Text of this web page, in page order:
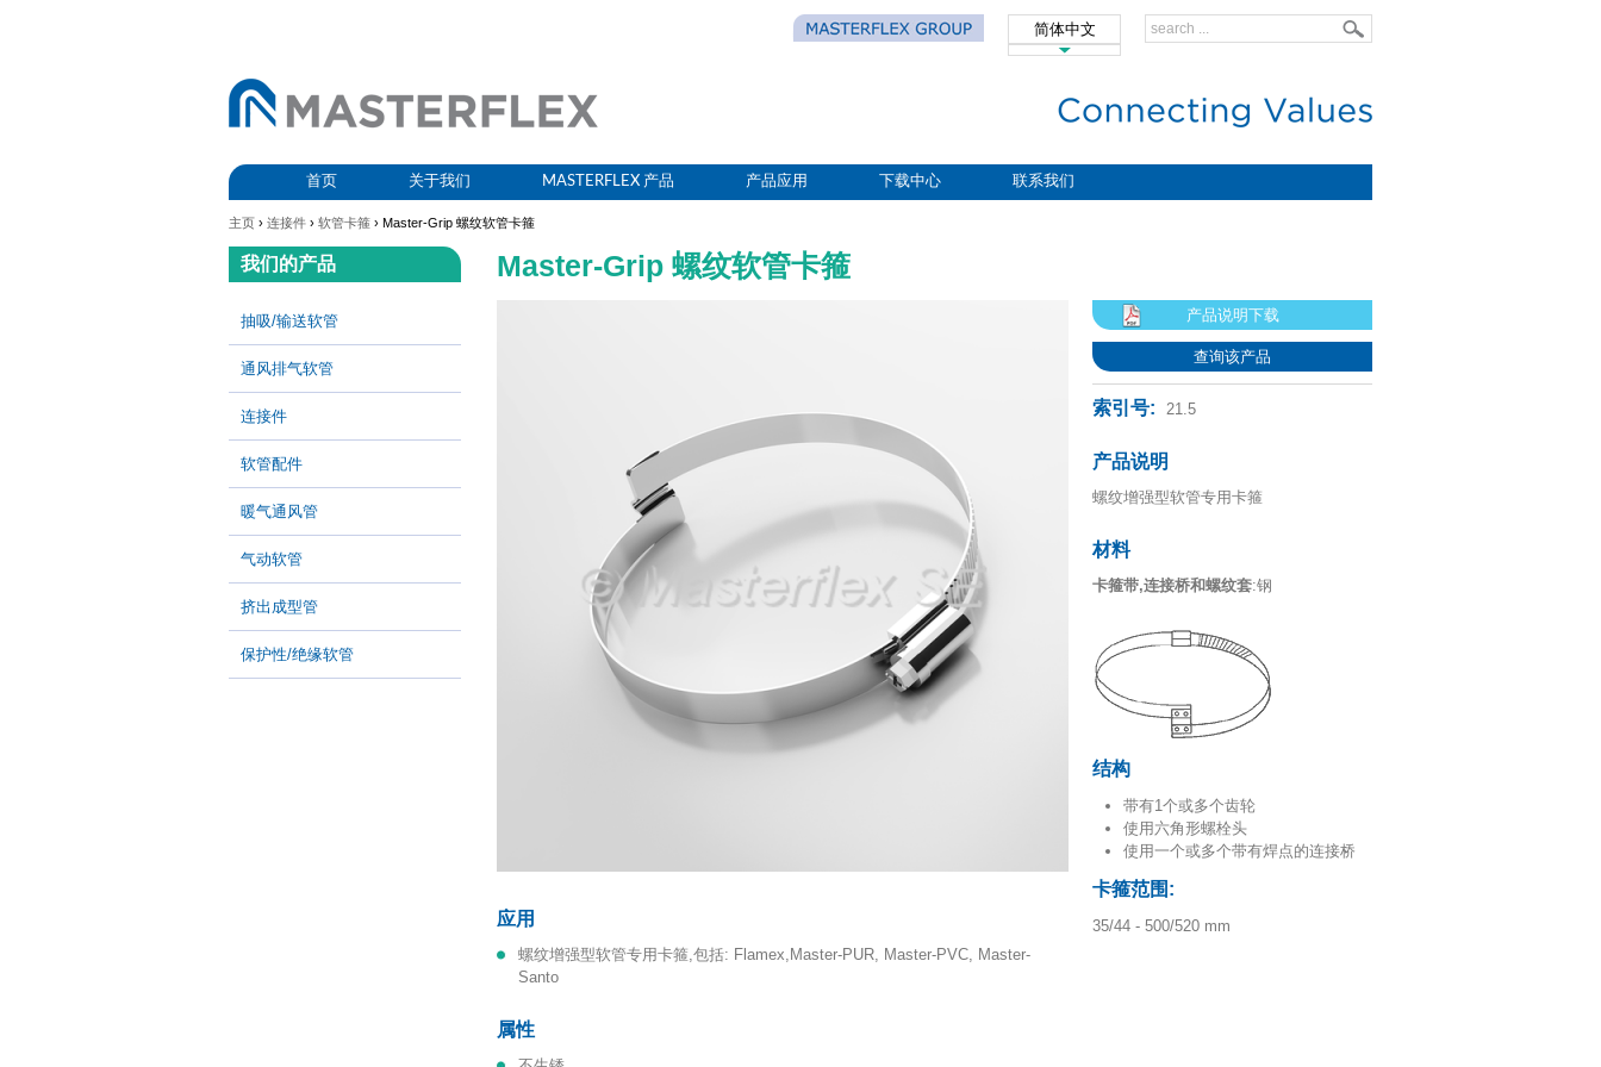
简体中文
English
首页 关于我们 MASTERFLEX 产品 产品应用 下载中心 联系我们
主页 › 连接件 › 软管卡箍 › Master-Grip 螺纹软管卡箍
Master-Grip 螺纹软管卡箍
应用
螺纹增强型软管专用卡箍,包括: Flamex,Master-PUR, Master-PVC, Master-
Santo
属性
产品说明下载
查询该产品
索引号: 21.5
产品说明
螺纹增强型软管专用卡箍
材料
卡箍带,连接桥和螺纹套:钢
结构
带有1个或多个齿轮
使用六角形螺栓头
使用一个或多个带有焊点的连接桥
卡箍范围 :
35/44 - 500/520 mm
我们的产品
抽吸/输送软管
通风排气软管
连接件
软管配件
暖气通风管
气动软管
挤出成型管
保护性/绝缘软管